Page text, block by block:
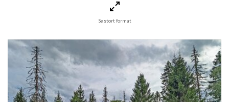
Se stort format